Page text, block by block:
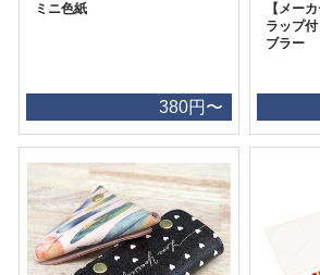
ミニ色紙
380円〜
【メー
ラップ
ブラー